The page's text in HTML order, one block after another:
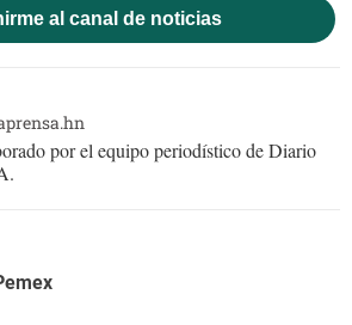
al canal de noticias
por el equipo periodístico de Diario